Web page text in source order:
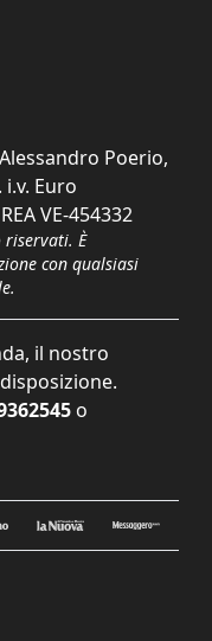
Poerio,
i.v. Euro
VE-454332
È
con qualsiasi
il nostro
o